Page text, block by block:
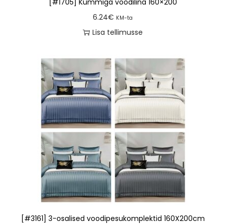
6.24€ KM-ta
Lisa tellimusse
[#3161] 3-osalised voodipesukomplektid 160X200cm